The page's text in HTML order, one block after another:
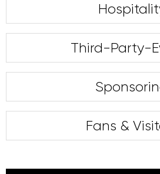
Third-Party-
Fans &